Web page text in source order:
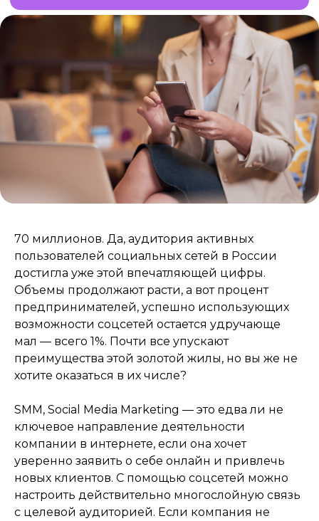
70 миллионов. Да, аудитория активных
пользователей социальных сетей в России
достигла уже этой впечатляющей цифры.
Объемы продолжают расти, а вот процент
предпринимателей, успешно использующих
возможности соцсетей остается удручающе
мал — всего 1%. Почти все упускают
преимущества этой золотой жилы, но вы же не
хотите оказаться в их числе?
SMM, Social Media Marketing — это едва ли не
ключевое направление деятельности
компании в интернете, если она хочет
уверенно заявить о себе онлайн и привлечь
новых клиентов. С помощью соцсетей можно
настроить действительно многослойную связь
с целевой аудиторией. Если компания не
бесплатную консультацию,
на которой расскажем,
какие действия можно
предпринять, чтобы ваш
бренд привлекал больше
внимания и новых
клиентов через